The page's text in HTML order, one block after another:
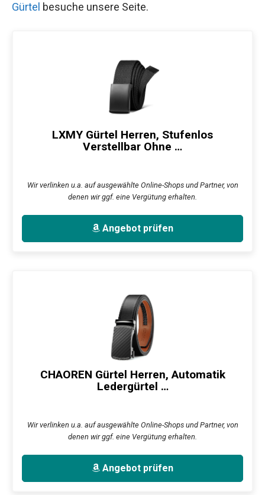
Gürtel besuche unsere Seite.
LXMY Gürtel Herren, Stufenlos
Verstellbar Ohne …
Wir verlinken u.a. auf ausgewählte Online-Shops und Partner, von
denen wir ggf. eine Vergütung erhalten.
Angebot prüfen
CHAOREN Gürtel Herren, Automatik
Ledergürtel …
Wir verlinken u.a. auf ausgewählte Online-Shops und Partner, von
denen wir ggf. eine Vergütung erhalten.
Angebot prüfen